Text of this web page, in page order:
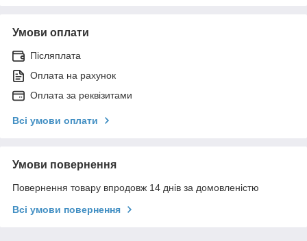
Умови оплати
Післяплата
Оплата на рахунок
Оплата за реквізитами
Всі умови оплати
Умови повернення
Повернення товару впродовж 14 днів за домовленістю
Всі умови повернення